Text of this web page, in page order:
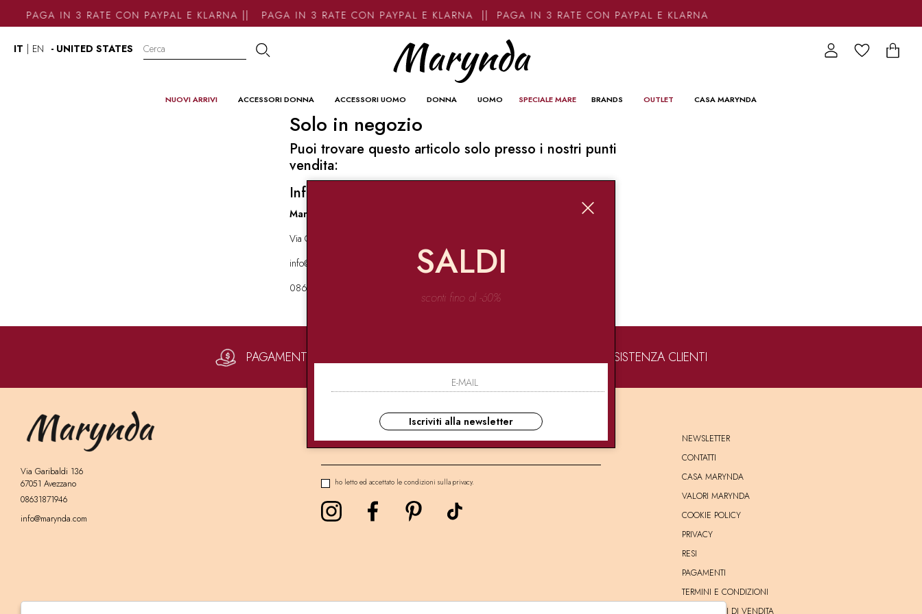
PAGA IN 3 RATE CON PAYPAL E KLARNA || PAGA IN 3 RATE CON PAYPAL E KLARNA || PAGA IN 3 RATE CON PAYPAL E KLARNA
IT EN - UNITED STATES
NUOVI ARRIVI ACCESSORI DONNA ACCESSORI UOMO DONNA UOMO SPECIALE MARE BRANDS OUTLET CASA MARYNDA
Solo in negozio
Puoi trovare questo articolo solo presso i nostri punti
vendita:
Info contatti
Marynda
Via Garibaldi 136 67051 Avezzano
info@marynda.com
08631871946
PAGAMENTI SICURI ASSISTENZA CLIENTI
Via Garibaldi 136
67051 Avezzano
08631871946
info@marynda.com
NEWSLETTER
ho letto ed accettato le condizioni sulla privacy.
NEWSLETTER
CONTATTI
CASA MARYNDA
VALORI MARYNDA
COOKIE POLICY
PRIVACY
RESI
PAGAMENTI
TERMINI E CONDIZIONI
CONDIZIONI DI VENDITA
SALDI
sconti fino al -60%
Iscriviti alla newsletter